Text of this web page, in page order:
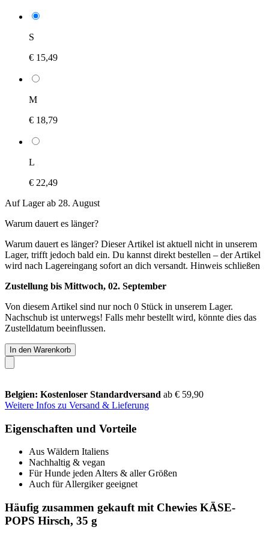
S
€ 15,49
M
€ 18,79
L
€ 22,49
Auf Lager ab 28. August
Warum dauert es länger?
Warum dauert es länger? Dieser Artikel ist aktuell nicht in unserem
Lager, trifft jedoch bald ein. Du kannst direkt bestellen – der Artikel
wird nach Lagereingang sofort an dich versandt. Hinweis schließen
Zustellung bis Mittwoch, 02. September
Von diesem Artikel sind nur noch 0 Stück in unserem Lager.
Nachschub ist unterwegs! Falls mehr bestellt wird, könnte dies das
Zustelldatum beeinflussen.
In den Warenkorb
Belgien: Kostenloser Standardversand ab € 59,90
Weitere Infos zu Versand & Lieferung
Eigenschaften und Vorteile
Aus Wäldern Italiens
Nachhaltig & vegan
Für Hunde jeden Alters & aller Größen
Auch für Allergiker geeignet
Häufig zusammen gekauft mit Chewies KÄSE-
POPS Hirsch, 35 g